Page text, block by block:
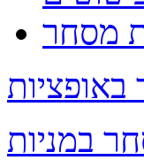
במניות